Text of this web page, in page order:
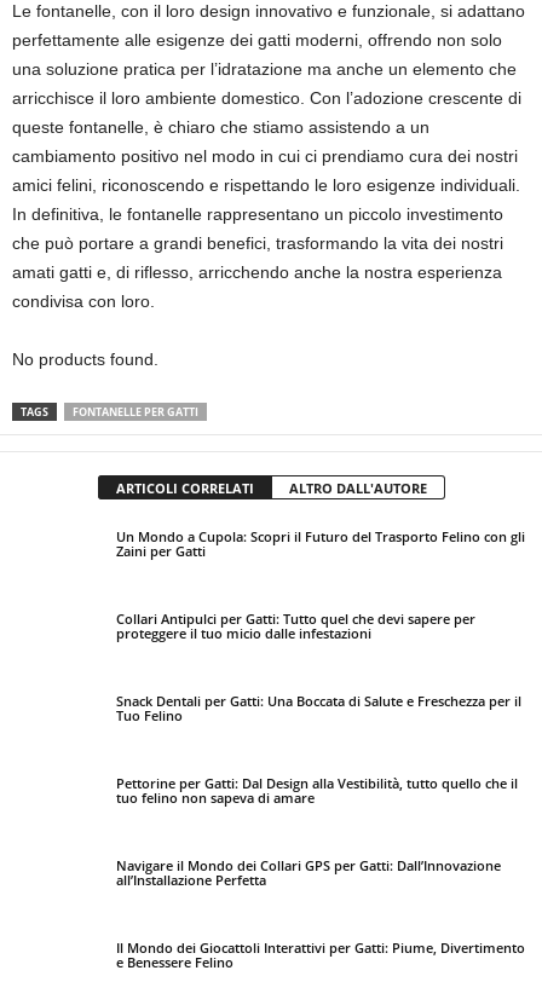
Le fontanelle, con il loro design innovativo e funzionale, si adattano
perfettamente alle esigenze dei gatti moderni, offrendo non solo
una soluzione pratica per l’idratazione ma anche un elemento che
arricchisce il loro ambiente domestico. Con l’adozione crescente di
queste fontanelle, è chiaro che stiamo assistendo a un
cambiamento positivo nel modo in cui ci prendiamo cura dei nostri
amici felini, riconoscendo e rispettando le loro esigenze individuali.
In definitiva, le fontanelle rappresentano un piccolo investimento
che può portare a grandi benefici, trasformando la vita dei nostri
amati gatti e, di riflesso, arricchendo anche la nostra esperienza
condivisa con loro.
No products found.
TAGS FONTANELLE PER GATTI
ARTICOLI CORRELATI ALTRO DALL'AUTORE
Un Mondo a Cupola: Scopri il Futuro del Trasporto Felino con gli
Zaini per Gatti
Collari Antipulci per Gatti: Tutto quel che devi sapere per
proteggere il tuo micio dalle infestazioni
Snack Dentali per Gatti: Una Boccata di Salute e Freschezza per il
Tuo Felino
Pettorine per Gatti: Dal Design alla Vestibilità, tutto quello che il
tuo felino non sapeva di amare
Navigare il Mondo dei Collari GPS per Gatti: Dall’Innovazione
all’Installazione Perfetta
Il Mondo dei Giocattoli Interattivi per Gatti: Piume, Divertimento
e Benessere Felino